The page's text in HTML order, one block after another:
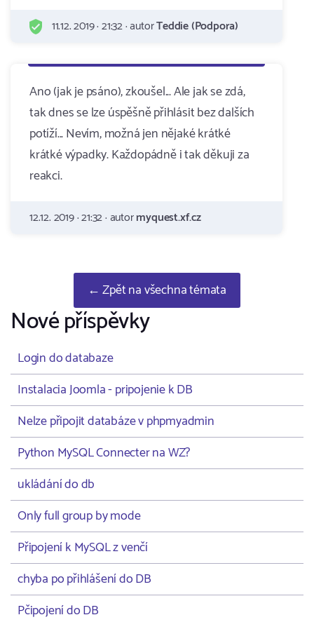
11.12. 2019 · 21:32 · autorTeddie (Podpora)
Ano (jak je psáno), zkoušel... Ale jak se zdá,
tak dnes se lze úspěšně přihlásit bez dalších
potíží... Nevím, možná jen nějaké krátké
krátké výpadky. Každopádně i tak děkuji za
reakci.
12.12. 2019 · 21:32 · autormyquest.xf.cz
← Zpět na všechna témata
Nové příspěvky
Login do databaze
Instalacia Joomla - pripojenie k DB
Nelze připojit databáze v phpmyadmin
Python MySQL Connecter na WZ?
ukládání do db
Only full group by mode
Připojení k MySQL z venčí
chyba po přihlášení do DB
Pčipojení do DB